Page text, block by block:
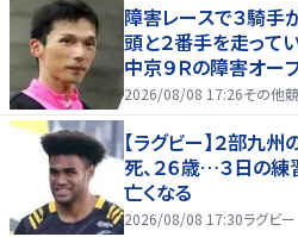
障害レースで３騎
頭と２番手を走って
中京９Ｒの障害オー
2026/08/08 17:26その他
【ラグビー】２部九
死、２６歳…３日の
亡くなる
2026/08/08 17:30ラグビー